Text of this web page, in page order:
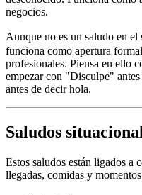
negocios.
Aunque no es un saludo en
funciona como apertura
profesionales. Piensa en ello
empezar con "Disculpe"
antes de decir hola.
Saludos
Estos saludos están ligados a
llegadas, comidas y